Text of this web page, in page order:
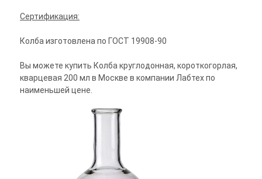
Сертификация:
Колба изготовлена по ГОСТ 19908‑90
Вы можете купить Колба круглодонная, короткогорлая,
кварцевая 200 мл в Москве в компании Лабтех по
наименьшей цене.